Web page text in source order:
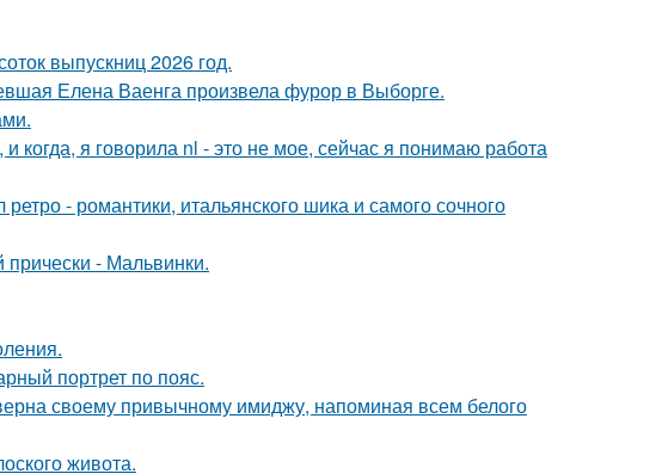
выпускниц 2026 год.
Елена Ваенга произвела фурор в Выборге.
когда, я говорила nl - это не мое, сейчас я понимаю работа
- романтики, итальянского шика и самого сочного
- Мальвинки.
портрет по пояс.
своему привычному имиджу, напоминая всем белого
живота.